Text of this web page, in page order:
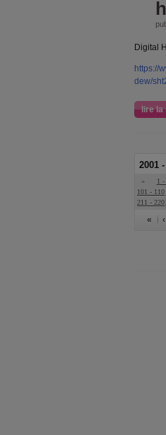
Digital
https://
dew/
lire la
2001
« 1 -
101 - 110
211 - 220
«